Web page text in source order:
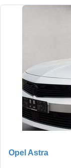
Opel Astra